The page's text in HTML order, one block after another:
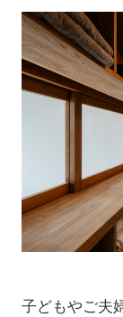
子どもやご夫